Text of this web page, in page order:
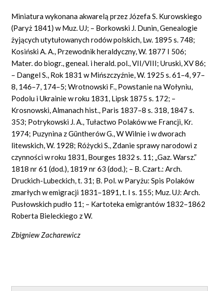
Miniatura wykonana akwarelą przez Józefa S. Kurowskiego
(Paryż 1841) w Muz. UJ; – Borkowski J. Dunin, Genealogie
żyjących utytułowanych rodów polskich, Lw. 1895 s. 748;
Kosiński A. A., Przewodnik heraldyczny, W. 1877 I 506;
Mater. do biogr., geneal. i herald. pol., VII/VIII; Uruski, XV 86;
– Dangel S., Rok 1831 w Mińszczyźnie, W. 1925 s. 61–4, 97–
8, 146–7, 174–5; Wrotnowski F., Powstanie na Wołyniu,
Podolu i Ukrainie w roku 1831, Lipsk 1875 s. 172; –
Krosnowski, Almanach hist., Paris 1837–8 s. 318, 1847 s.
353; Potrykowski J. A., Tułactwo Polaków we Francji, Kr.
1974; Puzynina z Güntherów G., W Wilnie i w dworach
litewskich, W. 1928; Różycki S., Zdanie sprawy narodowi z
czynności w roku 1831, Bourges 1832 s. 11; „Gaz. Warsz.”
1818 nr 61 (dod.), 1819 nr 63 (dod.); – B. Czart.: Arch.
Druckich-Lubeckich, t. 31; B. Pol. w Paryżu: Spis Polaków
zmarłych w emigracji 1831–1891, t. I s. 155; Muz. UJ: Arch.
Pusłowskich pudło 11; – Kartoteka emigrantów 1832–1862
Roberta Bieleckiego z W.
Zbigniew Zacharewicz